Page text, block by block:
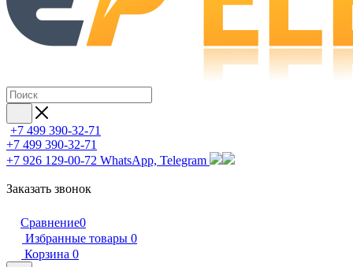
+7 499 390-32-71
+7 499 390-32-71
+7 926 129-00-72 WhatsApp, Telegram
Заказать звонок
Сравнение0
Избранные товары 0
Корзина 0